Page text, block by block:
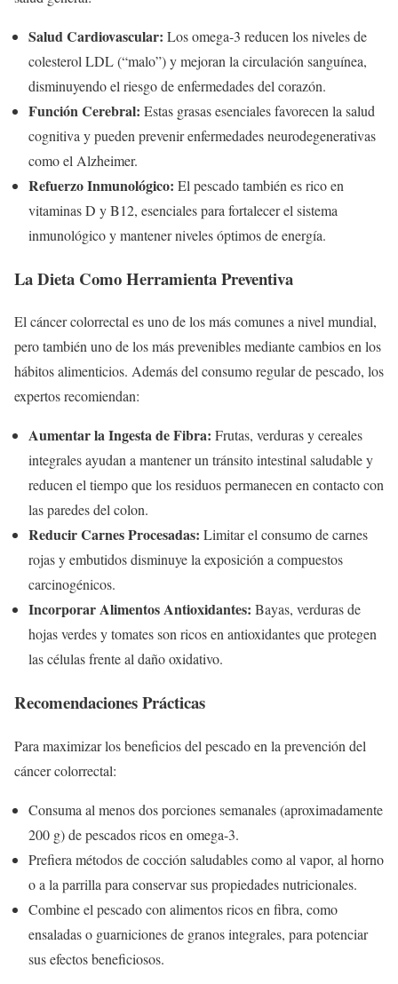
Salud Cardiovascular: Los omega-3 reducen los niveles de
colesterol LDL (“malo”) y mejoran la circulación sanguínea,
disminuyendo el riesgo de enfermedades del corazón.
Función Cerebral: Estas grasas esenciales favorecen la salud
cognitiva y pueden prevenir enfermedades neurodegenerativas
como el Alzheimer.
Refuerzo Inmunológico: El pescado también es rico en
vitaminas D y B12, esenciales para fortalecer el sistema
inmunológico y mantener niveles óptimos de energía.
La Dieta Como Herramienta Preventiva
El cáncer colorrectal es uno de los más comunes a nivel mundial,
pero también uno de los más prevenibles mediante cambios en los
hábitos alimenticios. Además del consumo regular de pescado, los
expertos recomiendan:
Aumentar la Ingesta de Fibra: Frutas, verduras y cereales
integrales ayudan a mantener un tránsito intestinal saludable y
reducen el tiempo que los residuos permanecen en contacto con
las paredes del colon.
Reducir Carnes Procesadas: Limitar el consumo de carnes
rojas y embutidos disminuye la exposición a compuestos
carcinogénicos.
Incorporar Alimentos Antioxidantes: Bayas, verduras de
hojas verdes y tomates son ricos en antioxidantes que protegen
las células frente al daño oxidativo.
Recomendaciones Prácticas
Para maximizar los beneficios del pescado en la prevención del
cáncer colorrectal:
Consuma al menos dos porciones semanales (aproximadamente
200 g) de pescados ricos en omega-3.
Prefiera métodos de cocción saludables como al vapor, al horno
o a la parrilla para conservar sus propiedades nutricionales.
Combine el pescado con alimentos ricos en fibra, como
ensaladas o guarniciones de granos integrales, para potenciar
sus efectos beneficiosos.